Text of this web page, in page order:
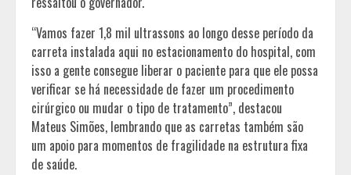
“Vamos fazer 1,8 mil ultrassons ao longo desse período da
carreta instalada aqui no estacionamento do hospital, com
isso a gente consegue liberar o paciente para que ele possa
verificar se há necessidade de fazer um procedimento
cirúrgico ou mudar o tipo de tratamento”, destacou
Mateus Simões, lembrando que as carretas também são
um apoio para momentos de fragilidade na estrutura fixa
de saúde.